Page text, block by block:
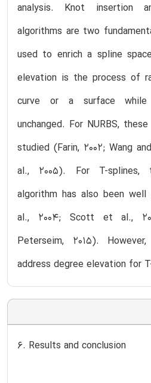
analysis. Knot insertion
algorithms are two
used to enrich a spline
elevation is the process of
curve or a surface
unchanged. For NURBS,
studied (Farin, 2002; Wang
al., 2005). For T-splines,
algorithm has also been
al., 2004; Scott et al.,
Peterseim, 2015).
address degree elevation for
6. Results and conclusion